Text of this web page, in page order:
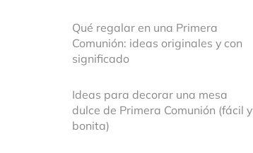
Qué regalar en una Primera
Comunión: ideas originales y con
significado
Ideas para decorar una mesa
dulce de Primera Comunión (fácil y
bonita)